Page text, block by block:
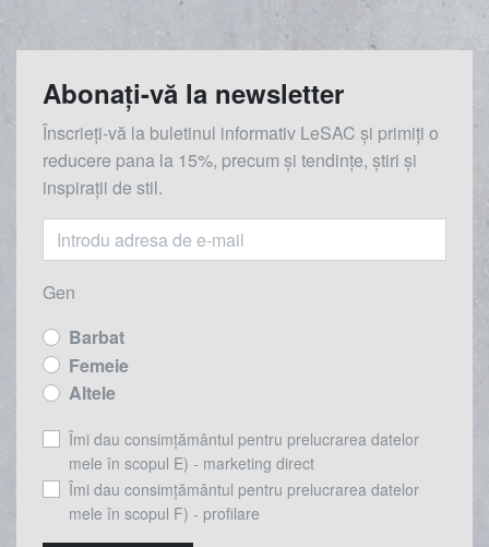
Abonați-vă la newsletter
Înscrieți-vă la buletinul informativ LeSAC și primiți o
reducere pana la 15%, precum și tendințe, știri și
inspirații de stil.
Gen
Barbat
Femeie
Altele
Îmi dau consimțământul pentru prelucrarea datelor
mele în scopul E) - marketing direct
Îmi dau consimțământul pentru prelucrarea datelor
mele în scopul F) - profilare